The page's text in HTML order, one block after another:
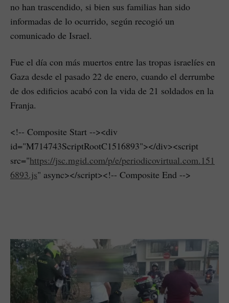
no han trascendido, si bien sus familias han sido
informadas de lo ocurrido, según recogió un
comunicado de Israel.
Fue el día con más muertos entre las tropas israelíes en
Gaza desde el pasado 22 de enero, cuando el derrumbe
de dos edificios acabó con la vida de 21 soldados en la
Franja.
<!-- Composite Start --><div
id="M714743ScriptRootC1516893"></div><script
src="https://jsc.mgid.com/p/e/periodicovirtual.com.151
6893.js" async></script><!-- Composite End -->